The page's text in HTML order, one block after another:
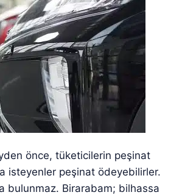
önce, tüketicilerin peşinat
isteyenler peşinat ödeyebilirler.
bulunmaz. Birarabam; bilhassa